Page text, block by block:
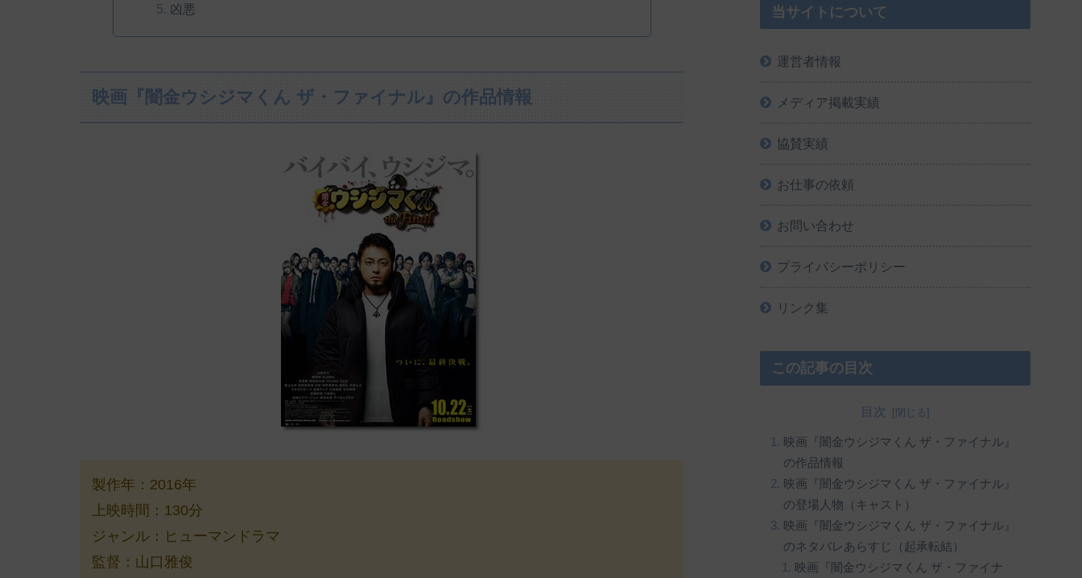
凶悪
映画『闇金ウシジマくん ザ・ファイナル』の作品情報
製作年：2016年
上映時間：130分
ジャンル：ヒューマンドラマ
監督：山口雅俊
当サイトについて
運営者情報
メディア掲載実績
協賛実績
お仕事の依頼
お問い合わせ
プライバシーポリシー
リンク集
この記事の目次
目次
映画『闇金ウシジマくん ザ・ファイナル』
の作品情報
映画『闇金ウシジマくん ザ・ファイナル』
の登場人物（キャスト）
映画『闇金ウシジマくん ザ・ファイナル』
のネタバレあらすじ（起承転結）
映画『闇金ウシジマくん ザ・ファイナ